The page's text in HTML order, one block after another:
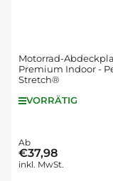
Motorrad-
Premium Indoor -
Stretch®
VORRÄTIG
Normaler
Preis
Ab
€37,98
inkl. MwSt.